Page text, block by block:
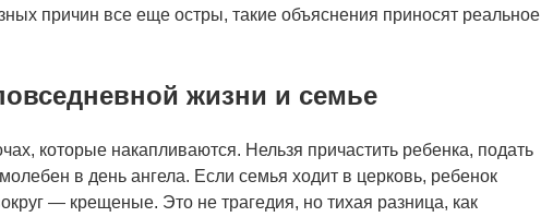
причин все еще остры, такие объяснения приносят реальное
жизни и семье
которые накапливаются. Нельзя причастить ребенка, подать
в день ангела. Если семья ходит в церковь, ребенок
— крещеные. Это не трагедия, но тихая разница, как